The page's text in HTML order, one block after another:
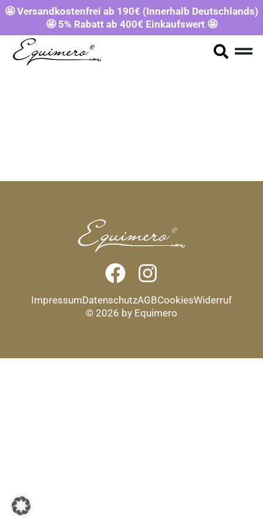
🤩 Versandkostenfrei ab 190€ (Innerhalb Deutschlands)
🤩 5% Rabatt ab 400€ Einkaufswert 🤩
ImpressumDatenschutzAGBCookiesWiderruf
© 2026 by Equimero